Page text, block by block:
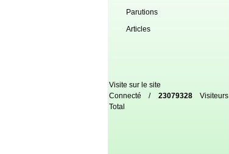
Parutions
Articles
Visite sur le site
Connecté / 23079328Visiteurs
Total